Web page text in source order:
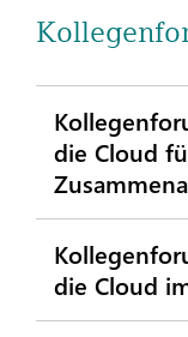
die Cloud
die Cloud